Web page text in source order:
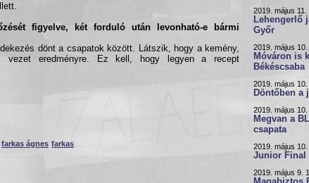
figyelve, két forduló után levonható-e bármi
dönt a csapatok között. Látszik, hogy a kemény,
vezet eredményre. Ez kell, hogy legyen a recept
farkas ágnes farkas
2019. május 11.
Lehengerlő
Győr
2019. május
Móváron is
Békéscsaba
2019. május
Döntőben a
2019. május
Megvan a
csapata
2019. május 10.
Junior Final
2019. május 9.